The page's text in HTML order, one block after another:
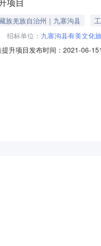
族羌族自治州｜九寨沟县
招标单位： 九寨沟县有美文化
升项目发布时间：2021-06-
2020-513225-50-03-501972